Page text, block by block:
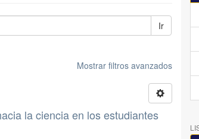
Ir
Mostrar filtros avanzados
la ciencia en los estudiantes